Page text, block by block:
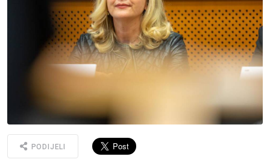
PODIJELI